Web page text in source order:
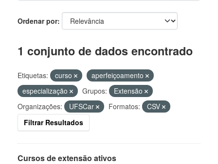
Ordenar por
1 conjunto de dados encontrado
Etiquetas: curso
aperfeiçoamento
especialização
Grupos:
Extensão
Organizações:
UFSCar Formatos:
CSV
Filtrar Resultados
Cursos de extensão ativos